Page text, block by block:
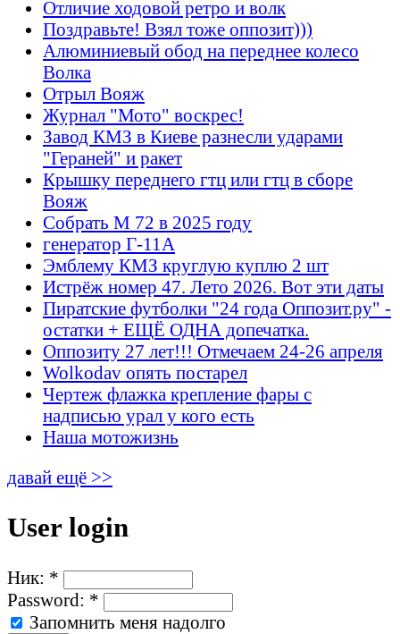
Отличие ходовой ретро и волк
Поздравьте! Взял тоже оппозит)))
Алюминиевый обод на переднее колесо
Волка
Отрыл Вояж
Журнал "Мото" воскрес!
Завод КМЗ в Киеве разнесли ударами
"Гераней" и ракет
Крышку переднего гтц или гтц в сборе
Вояж
Собрать М 72 в 2025 году
генератор Г-11А
Эмблему КМЗ круглую куплю 2 шт
Истрёж номер 47. Лето 2026. Вот эти даты
Пиратские футболки "24 года Оппозит.ру" -
остатки + ЕЩЁ ОДНА допечатка.
Оппозиту 27 лет!!! Отмечаем 24-26 апреля
Wolkodav опять постарел
Чертеж флажка крепление фары с
надписью урал у кого есть
Наша мотожизнь
давай ещё >>
User login
Ник: *
Password: *
Запомнить меня надолго